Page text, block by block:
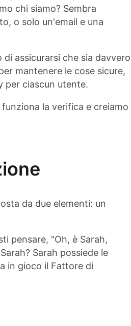
chi siamo? Sembra
o solo un'email e una
assicurarsi che sia davvero
mantenere le cose sicure,
per ciascun utente.
la verifica e creiamo
da due elementi: un
pensare, "Oh, è Sarah,
Sarah possiede le
in gioco il Fattore di